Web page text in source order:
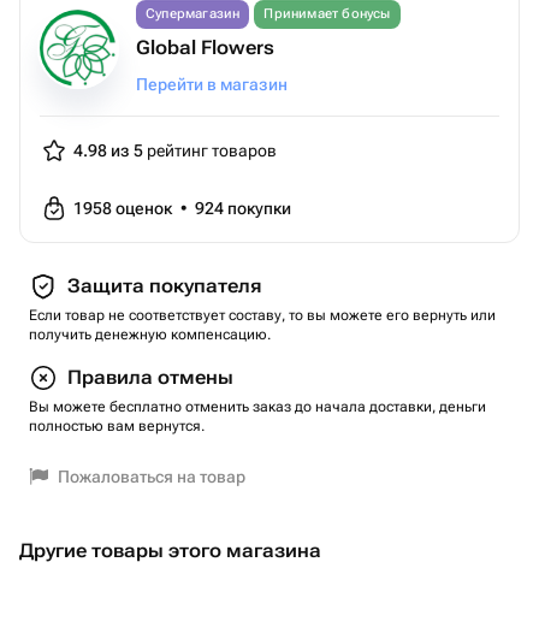
Супермагазин Принимает бонусы
Global Flowers
Перейти в магазин
4.98 из 5 рейтинг товаров
1958оценок • 924 покупки
Защита покупателя
Если товар не соответствует составу, то вы можете его вернуть или
получить денежную компенсацию.
Правила отмены
Вы можете бесплатно отменить заказ до начала доставки, деньги
полностью вам вернутся.
Пожаловаться на товар
Другие товары этого магазина